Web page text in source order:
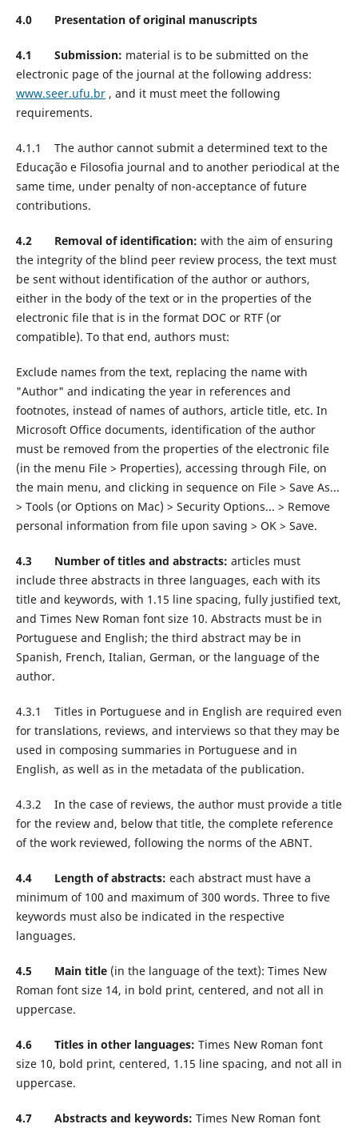
4.0 Presentation of original manuscripts
4.1 Submission: material is to be submitted on the
electronic page of the journal at the following address:
www.seer.ufu.br, and it must meet the following
requirements.
4.1.1 The author cannot submit a determined text to the
Educação e Filosofia journal and to another periodical at the
same time, under penalty of non-acceptance of future
contributions.
4.2 Removal of identification: with the aim of ensuring
the integrity of the blind peer review process, the text must
be sent without identification of the author or authors,
either in the body of the text or in the properties of the
electronic file that is in the format DOC or RTF (or
compatible). To that end, authors must:
Exclude names from the text, replacing the name with
"Author" and indicating the year in references and
footnotes, instead of names of authors, article title, etc. In
Microsoft Office documents, identification of the author
must be removed from the properties of the electronic file
(in the menu File > Properties), accessing through File, on
the main menu, and clicking in sequence on File > Save As...
> Tools (or Options on Mac) > Security Options... > Remove
personal information from file upon saving > OK > Save.
4.3 Number of titles and abstracts: articles must
include three abstracts in three languages, each with its
title and keywords, with 1.15 line spacing, fully justified text,
and Times New Roman font size 10. Abstracts must be in
Portuguese and English; the third abstract may be in
Spanish, French, Italian, German, or the language of the
author.
4.3.1 Titles in Portuguese and in English are required even
for translations, reviews, and interviews so that they may be
used in composing summaries in Portuguese and in
English, as well as in the metadata of the publication.
4.3.2 In the case of reviews, the author must provide a title
for the review and, below that title, the complete reference
of the work reviewed, following the norms of the ABNT.
4.4 Length of abstracts: each abstract must have a
minimum of 100 and maximum of 300 words. Three to five
keywords must also be indicated in the respective
languages.
4.5 Main title (in the language of the text): Times New
Roman font size 14, in bold print, centered, and not all in
uppercase.
4.6 Titles in other languages: Times New Roman font
size 10, bold print, centered, 1.15 line spacing, and not all in
uppercase.
4.7 Abstracts and keywords: Times New Roman font